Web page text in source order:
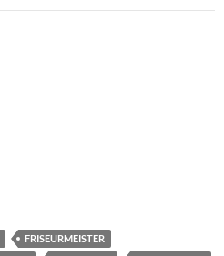
FRISEURMEISTER